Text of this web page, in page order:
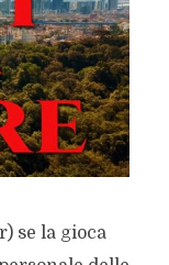
se la gioca